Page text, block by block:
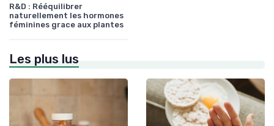
R&D : Rééquilibrer
naturellement les hormones
féminines grace aux plantes
Les plus lus